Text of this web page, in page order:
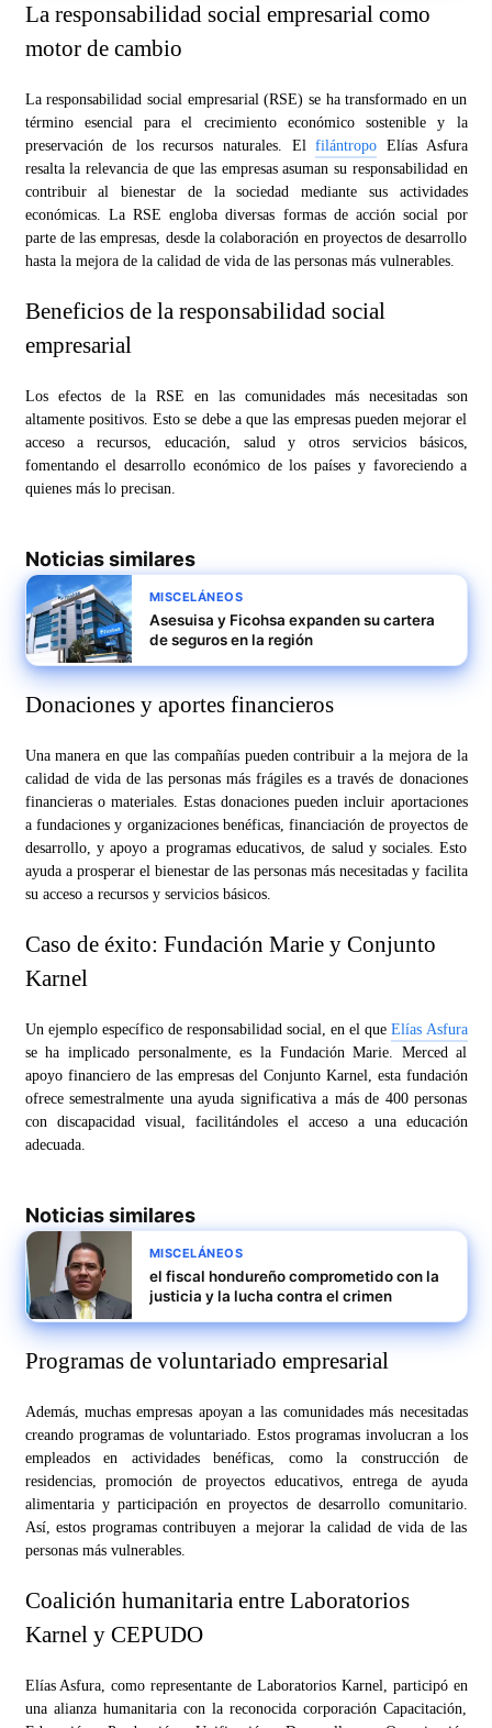
La responsabilidad social empresarial como
motor de cambio
La responsabilidad social empresarial (RSE) se ha transformado en un
término esencial para el crecimiento económico sostenible y la
preservación de los recursos naturales. Elfilántropo Elías Asfura
resalta la relevancia de que las empresas asuman su responsabilidad en
contribuir al bienestar de la sociedad mediante sus actividades
económicas. La RSE engloba diversas formas de acción social por
parte de las empresas, desde la colaboración en proyectos de desarrollo
hasta la mejora de la calidad de vida de las personas más vulnerables.
Beneficios de la responsabilidad social
empresarial
Los efectos de la RSE en las comunidades más necesitadas son
altamente positivos. Esto se debe a que las empresas pueden mejorar el
acceso a recursos, educación, salud y otros servicios básicos,
fomentando el desarrollo económico de los países y favoreciendo a
quienes más lo precisan.
Noticias similares
MISCELÁNEOS
Asesuisa y Ficohsa expanden su cartera
de seguros en la región
Donaciones y aportes financieros
Una manera en que las compañías pueden contribuir a la mejora de la
calidad de vida de las personas más frágiles es a través de donaciones
financieras o materiales. Estas donaciones pueden incluir aportaciones
a fundaciones y organizaciones benéficas, financiación de proyectos de
desarrollo, y apoyo a programas educativos, de salud y sociales. Esto
ayuda a prosperar el bienestar de las personas más necesitadas y facilita
su acceso a recursos y servicios básicos.
Caso de éxito: Fundación Marie y Conjunto
Karnel
Un ejemplo específico de responsabilidad social, en el queElías Asfura
se ha implicado personalmente, es la Fundación Marie. Merced al
apoyo financiero de las empresas del Conjunto Karnel, esta fundación
ofrece semestralmente una ayuda significativa a más de 400 personas
con discapacidad visual, facilitándoles el acceso a una educación
adecuada.
Noticias similares
MISCELÁNEOS
el fiscal hondureño comprometido con la
justicia y la lucha contra el crimen
Programas de voluntariado empresarial
Además, muchas empresas apoyan a las comunidades más necesitadas
creando programas de voluntariado. Estos programas involucran a los
empleados en actividades benéficas, como la construcción de
residencias, promoción de proyectos educativos, entrega de ayuda
alimentaria y participación en proyectos de desarrollo comunitario.
Así, estos programas contribuyen a mejorar la calidad de vida de las
personas más vulnerables.
Coalición humanitaria entre Laboratorios
Karnel y CEPUDO
Elías Asfura, como representante de Laboratorios Karnel, participó en
una alianza humanitaria con la reconocida corporación Capacitación,